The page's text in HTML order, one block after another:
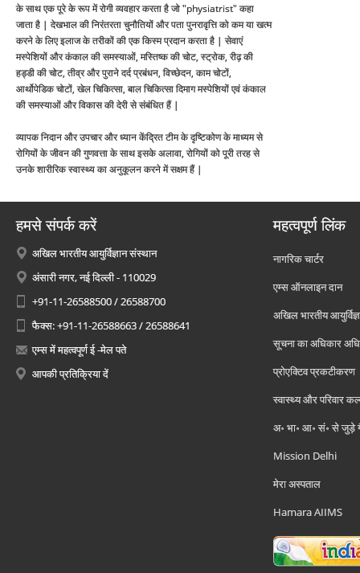
के साथ एक पूरे के रूप में रोगी व्यवहार करता है जो "physiatrist" कहा
जाता है | देखभाल की निरंतरता चुनौतियों और पता पुनरावृत्ति को कम या खत्म
करने के लिए इलाज के तरीकों की एक किस्म प्रदान करता है | सेवाएं
मस्पेशियों और कंकाल की समस्याओं, मस्तिष्क की चोट, स्ट्रोक, रीढ़ की
हड्डी की चोट, तीव्र और पुराने दर्द प्रबंधन, विच्छेदन, काम चोटों,
आर्थोपेडिक चोटों, खेल चिकित्सा, बाल चिकित्सा दिमाग मस्पेशियों एवं कंकाल
की समस्याओं और विकास की देरी से संबंधित हैं |
व्यापक निदान और उपचार और ध्यान केंद्रित टीम के दृष्टिकोण के माध्यम से
रोगियों के जीवन की गुणवत्ता के साथ इसके अलावा, रोगियों को पूरी तरह से
उनके शारीरिक स्वास्थ्य का अनुकूलन करने में सक्षम हैं |
हमसे संपर्क करें
अखिल भारतीय आयुर्विज्ञान संस्थान
अंसारी नगर, नई दिल्ली - 110029
+91-11-26588500 / 26588700
फैक्स: +91-11-26588663 / 26588641
एम्स में महत्वपूर्ण ई -मेल पते
आपकी प्रतिक्रिया दें
महत्वपूर्ण लिंक
नागरिक चार्टर
एम्स ऑनलाइन दान
अखिल भारतीय
सूचना का अधिकार
प्रोएक्टिव प्रकटीकरण
स्वास्थ्य और परिवार
अ॰ भा॰ आ॰ सं॰ से जुड़े
Mission Delhi
मेरा अस्पताल
Hamara AIIMS